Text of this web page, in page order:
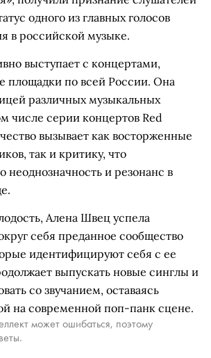
одного из главных голосов
в российской музыке.
выступает с концертами,
площадки по всей России. Она
различных музыкальных
числе серии концертов Red
вызывает как восторженные
так и критику, что
неоднозначность и резонанс в
Алена Швец успела
себя преданное сообщество
идентифицируют себя с ее
выпускать новые синглы и
со звучанием, оставаясь
на современной поп-панк сцене.
может ошибаться, поэтому